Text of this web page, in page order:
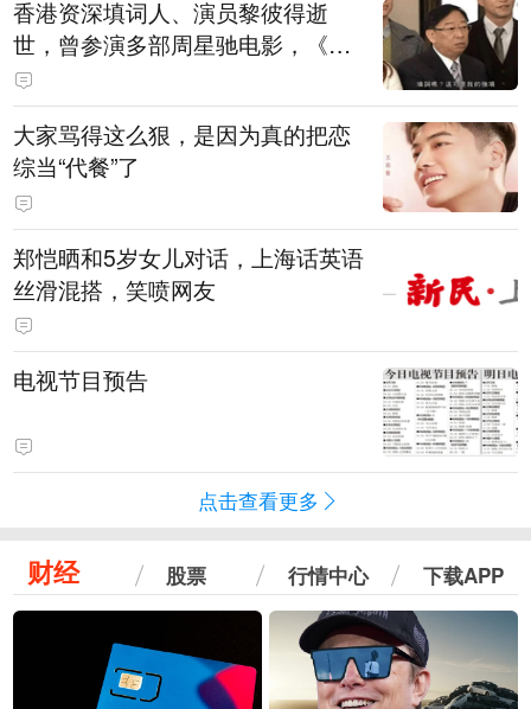
香港资深填词人、演员黎彼得逝
世，曾参演多部周星驰电影，《财
神到》由他填词
大家骂得这么狠，是因为真的把恋
综当“代餐”了
郑恺晒和5岁女儿对话，上海话英语
丝滑混搭，笑喷网友
电视节目预告
点击查看更多
财经 股票 行情中心 下载APP